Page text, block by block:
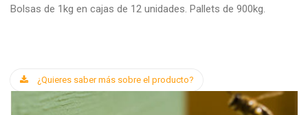
Bolsas de 1kg en cajas de 12 unidades. Pallets de 900kg.
¿Quieres saber más sobre el producto?